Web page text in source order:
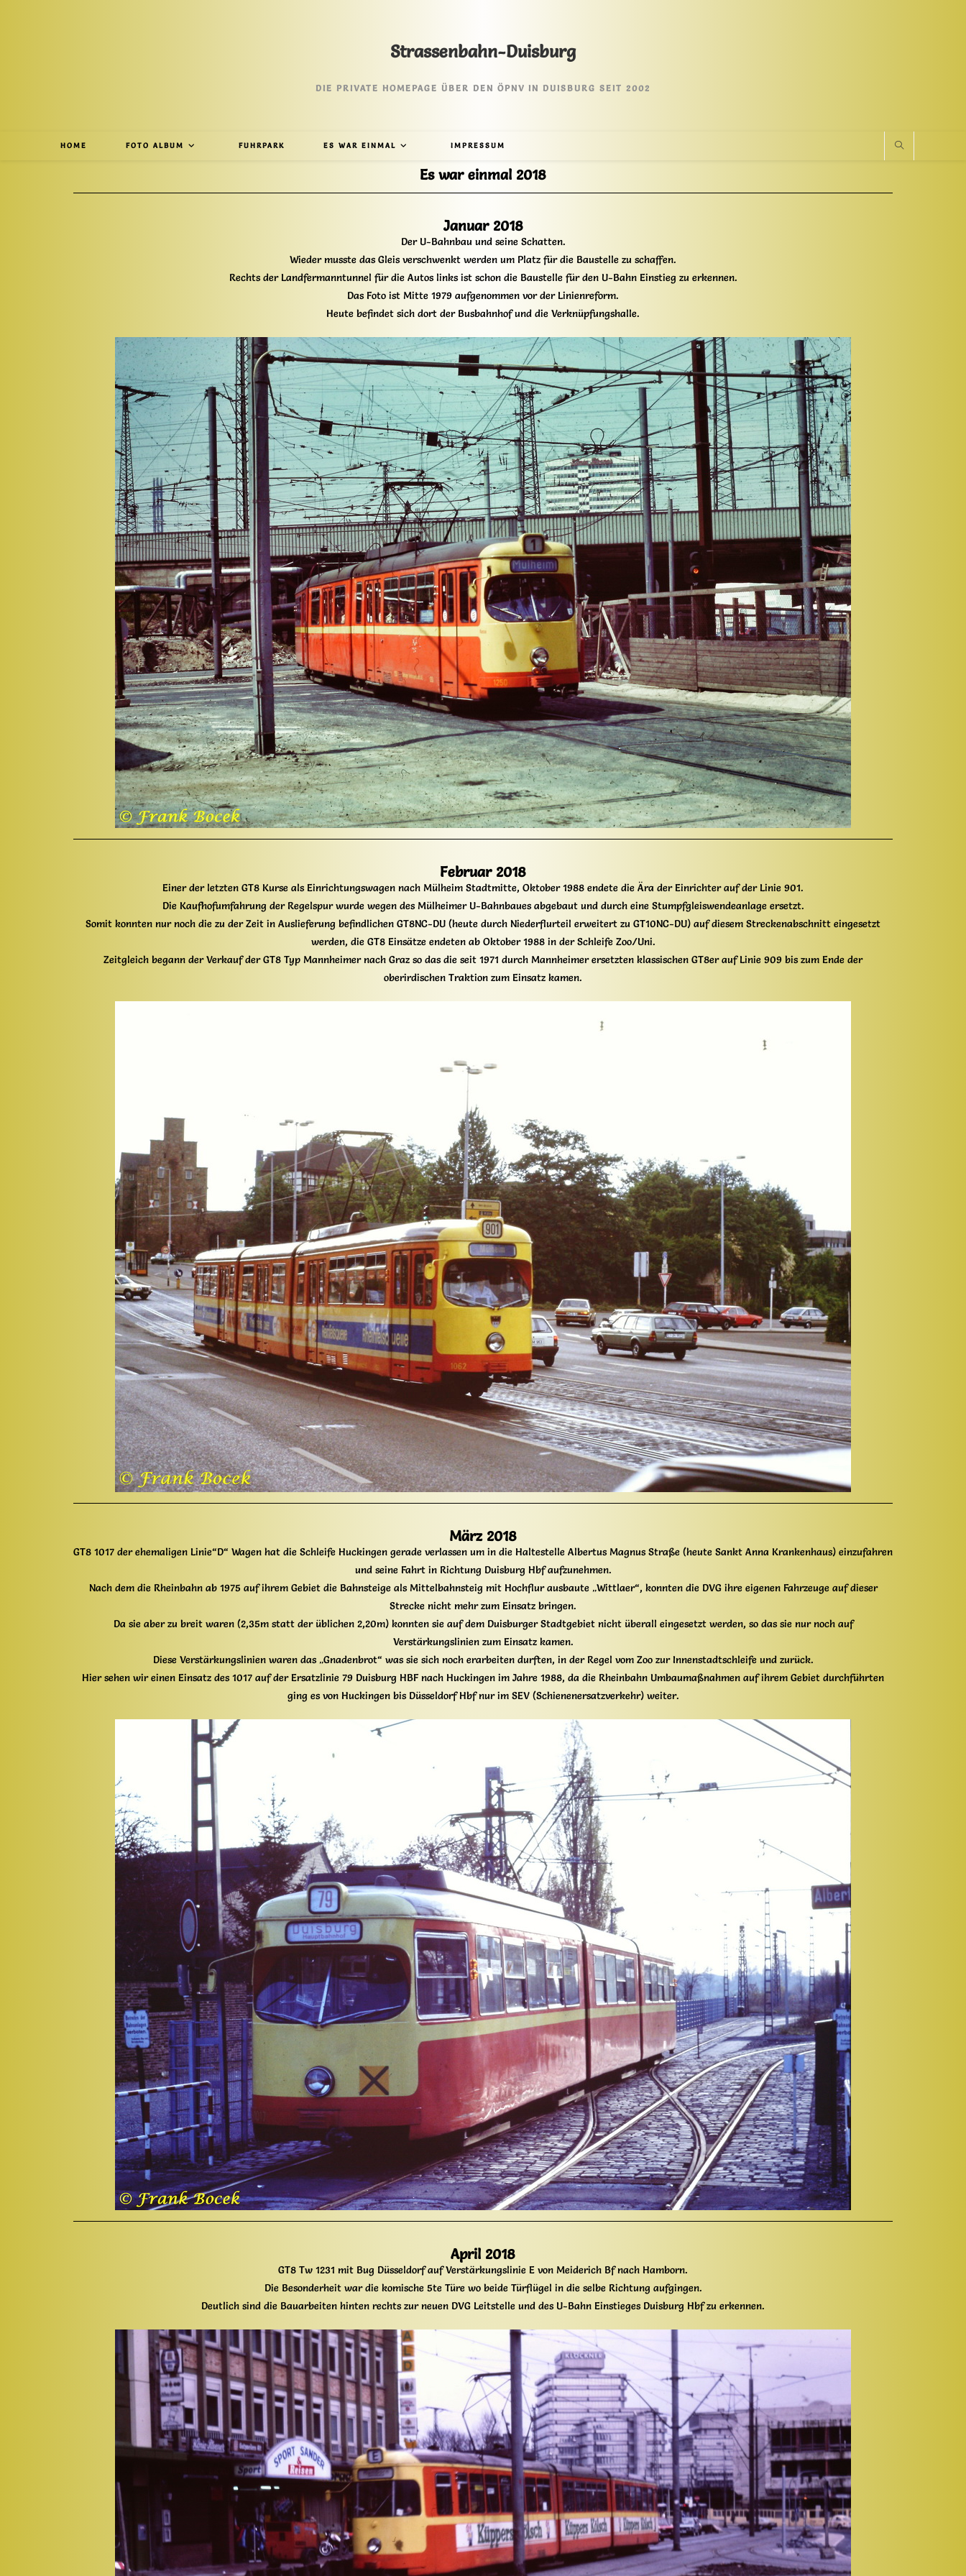
Strassenbahn-Duisburg
DIE PRIVATE HOMEPAGE ÜBER DEN ÖPNV IN DUISBURG SEIT 2002
HOME FOTO ALBUM FUHRPARK ES WAR EINMAL IMPRESSUM
Es war einmal 2018
Januar 2018
Der U-Bahnbau und seine Schatten.
Wieder musste das Gleis verschwenkt werden um Platz für die Baustelle zu schaffen.
Rechts der Landfermanntunnel für die Autos links ist schon die Baustelle für den U-Bahn Einstieg zu erkennen.
Das Foto ist Mitte 1979 aufgenommen vor der Linienreform.
Heute befindet sich dort der Busbahnhof und die Verknüpfungshalle.
Februar 2018
Einer der letzten GT8 Kurse als Einrichtungswagen nach Mülheim Stadtmitte, Oktober 1988 endete die Ära der Einrichter auf der Linie 901.
Die Kaufhofumfahrung der Regelspur wurde wegen des Mülheimer U-Bahnbaues abgebaut und durch eine Stumpfgleiswendeanlage ersetzt.
Somit konnten nur noch die zu der Zeit in Auslieferung befindlichen GT8NC-DU (heute durch Niederflurteil erweitert zu GT10NC-DU) auf diesem Streckenabschnitt eingesetzt
werden, die GT8 Einsätze endeten ab Oktober 1988 in der Schleife Zoo/Uni.
Zeitgleich begann der Verkauf der GT8 Typ Mannheimer nach Graz so das die seit 1971 durch Mannheimer ersetzten klassischen GT8er auf Linie 909 bis zum Ende der
oberirdischen Traktion zum Einsatz kamen.
März 2018
GT8 1017 der ehemaligen Linie“D“ Wagen hat die Schleife Huckingen gerade verlassen um in die Haltestelle Albertus Magnus Straße (heute Sankt Anna Krankenhaus) einzufahren
und seine Fahrt in Richtung Duisburg Hbf aufzunehmen.
Nach dem die Rheinbahn ab 1975 auf ihrem Gebiet die Bahnsteige als Mittelbahnsteig mit Hochflur ausbaute „Wittlaer“, konnten die DVG ihre eigenen Fahrzeuge auf dieser
Strecke nicht mehr zum Einsatz bringen.
Da sie aber zu breit waren (2,35m statt der üblichen 2,20m) konnten sie auf dem Duisburger Stadtgebiet nicht überall eingesetzt werden, so das sie nur noch auf
Verstärkungslinien zum Einsatz kamen.
Diese Verstärkungslinien waren das „Gnadenbrot“ was sie sich noch erarbeiten durften, in der Regel vom Zoo zur Innenstadtschleife und zurück.
Hier sehen wir einen Einsatz des 1017 auf der Ersatzlinie 79 Duisburg HBF nach Huckingen im Jahre 1988, da die Rheinbahn Umbaumaßnahmen auf ihrem Gebiet durchführten
ging es von Huckingen bis Düsseldorf Hbf nur im SEV (Schienenersatzverkehr) weiter.
April 2018
GT8 Tw 1231 mit Bug Düsseldorf auf Verstärkungslinie E von Meiderich Bf nach Hamborn.
Die Besonderheit war die komische 5te Türe wo beide Türflügel in die selbe Richtung aufgingen.
Deutlich sind die Bauarbeiten hinten rechts zur neuen DVG Leitstelle und des U-Bahn Einstieges Duisburg Hbf zu erkennen.